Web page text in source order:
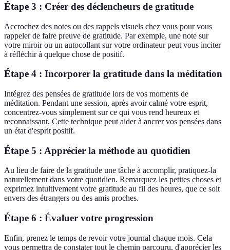
Étape 3 : Créer des déclencheurs de gratitude
Accrochez des notes ou des rappels visuels chez vous pour vous
rappeler de faire preuve de gratitude. Par exemple, une note sur
votre miroir ou un autocollant sur votre ordinateur peut vous inciter
à réfléchir à quelque chose de positif.
Étape 4 : Incorporer la gratitude dans la méditation
Intégrez des pensées de gratitude lors de vos moments de
méditation. Pendant une session, après avoir calmé votre esprit,
concentrez-vous simplement sur ce qui vous rend heureux et
reconnaissant. Cette technique peut aider à ancrer vos pensées dans
un état d'esprit positif.
Étape 5 : Apprécier la méthode au quotidien
Au lieu de faire de la gratitude une tâche à accomplir, pratiquez-la
naturellement dans votre quotidien. Remarquez les petites choses et
exprimez intuitivement votre gratitude au fil des heures, que ce soit
envers des étrangers ou des amis proches.
Étape 6 : Évaluer votre progression
Enfin, prenez le temps de revoir votre journal chaque mois. Cela
vous permettra de constater tout le chemin parcouru, d'apprécier les